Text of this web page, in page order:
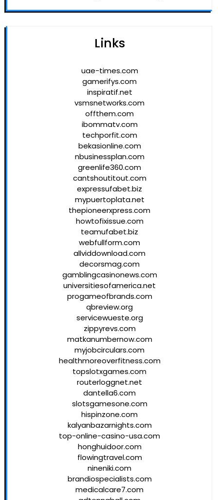
Links
uae-times.com
gamerifys.com
inspiratif.net
vsmsnetworks.com
offthem.com
ibommatv.com
techporfit.com
bekasionline.com
nbusinessplan.com
greenlife360.com
cantshoutitout.com
expressufabet.biz
mypuertoplata.net
thepioneerxpress.com
howtofixissue.com
teamufabet.biz
webfullform.com
allviddownload.com
decorsmag.com
gamblingcasinonews.com
universitiesofamerica.net
progameofbrands.com
qbreview.org
servicewueste.org
zippyrevs.com
matkanumbernow.com
myjobcirculars.com
healthmoreoverfitness.com
topslotxgames.com
routerloggnet.net
dantella6.com
slotsgamesone.com
hispinzone.com
kalyanbazarnights.com
top-online-casino-usa.com
honghuidoor.com
flowingtravel.com
nineniki.com
brandiospecialists.com
medicalcare7.com